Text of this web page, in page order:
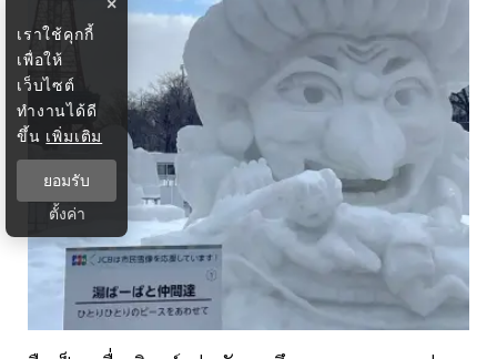
×
เราใช้คุกกี้
เพื่อให้
เว็บไซต์
ทำงานได้ดี
ขึ้น เพิ่มเติม
ยอมรับ
ตั้งค่า